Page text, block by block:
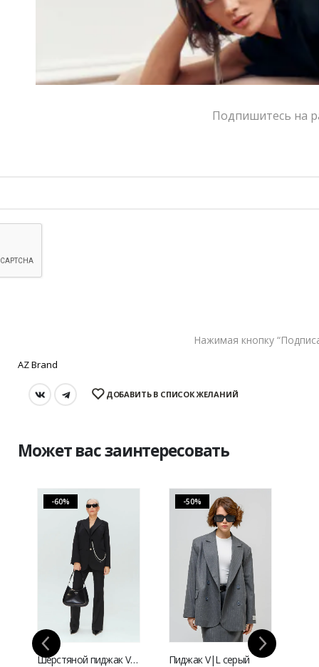
Носите с рубашкой, усиливая игру с классикой, или с
простым топом для контраста. Добавьте
чтобы сохранить баланс. Не перегружайте образ –
Состав и уход
Возврат и обмен
AZ Brand
ДОБАВИТЬ В СПИСОК ЖЕЛАНИЙ
Может вас заинтересовать
-60%
Шерстяной пиджак V|L
-50%
Пиджак V|L серый
Подпишитесь на
Нажимая кнопку